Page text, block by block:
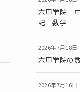
六甲学院
記 数学
2026年7月18日
六甲学院の
2026年7月16日